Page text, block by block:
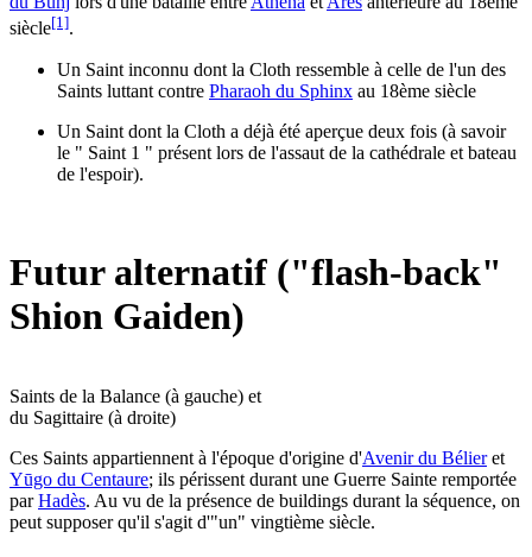
siècle[1].
Un Saint inconnu dont la Cloth ressemble à celle de l'un des
Saints luttant contre Pharaoh du Sphinx au 18ème siècle
Un Saint dont la Cloth a déjà été aperçue deux fois (à savoir
le " Saint 1 " présent lors de l'assaut de la cathédrale et bateau
de l'espoir).
Futur alternatif ("flash-back"
Shion Gaiden)
Saints de la Balance (à gauche) et
du Sagittaire (à droite)
Ces Saints appartiennent à l'époque d'origine d'Avenir du Bélieret
Yūgo du Centaure; ils périssent durant une Guerre Sainte remportée
parHadès. Au vu de la présence de buildings durant la séquence, on
peut supposer qu'il s'agit d'"un" vingtième siècle.